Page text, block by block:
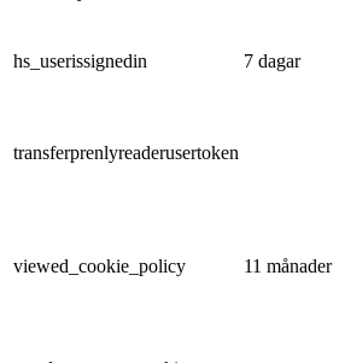
hs_userissignedin 7 dagar
transferprenlyreaderusertoken
viewed_cookie_policy 11 månader